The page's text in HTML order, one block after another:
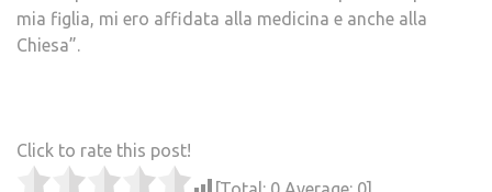
mia figlia, mi ero affidata alla medicina e anche alla
Chiesa”.
Click to rate this post!